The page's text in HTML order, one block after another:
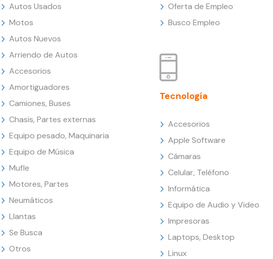
Autos Usados
Motos
Autos Nuevos
Arriendo de Autos
Accesorios
Amortiguadores
Camiones, Buses
Chasis, Partes externas
Equipo pesado, Maquinaria
Equipo de Música
Mufle
Motores, Partes
Neumáticos
Llantas
Se Busca
Otros
Oferta de Empleo
Busco Empleo
Tecnología
Accesorios
Apple Software
Cámaras
Celular, Teléfono
Informática
Equipo de Audio y Video
Impresoras
Laptops, Desktop
Linux